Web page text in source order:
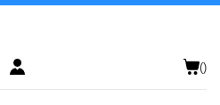
()